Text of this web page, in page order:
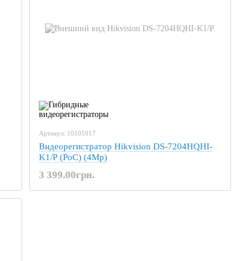
Артикул: 10101017
Видеорегистратор Hikvision DS-7204HQHI-
K1/P (PoC) (4Mp)
3 399.00грн.